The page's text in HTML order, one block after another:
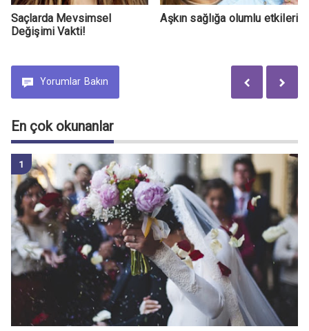
Saçlarda Mevsimsel
Değişimi Vakti!
Aşkın sağlığa olumlu etkileri
Yorumlar Bakın
En çok okunanlar